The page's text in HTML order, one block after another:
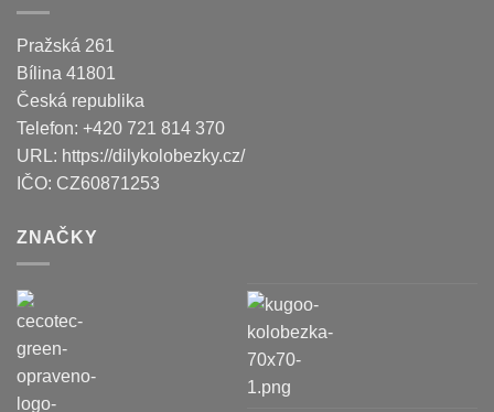
Pražská 261
Bílina 41801
Česká republika
Telefon: +420 721 814 370
URL: https://dilykolobezky.cz/
IČO: CZ60871253
ZNAČKY